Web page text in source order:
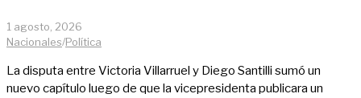
1 agosto, 2026
Nacionales/Política
La disputa entre Victoria Villarruel y Diego Santilli sumó un
nuevo capítulo luego de que la vicepresidenta publicara un